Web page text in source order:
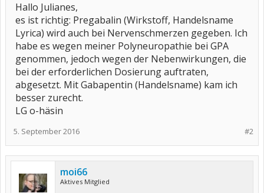
Hallo Julianes,
es ist richtig: Pregabalin (Wirkstoff, Handelsname
Lyrica) wird auch bei Nervenschmerzen gegeben. Ich
habe es wegen meiner Polyneuropathie bei GPA
genommen, jedoch wegen der Nebenwirkungen, die
bei der erforderlichen Dosierung auftraten,
abgesetzt. Mit Gabapentin (Handelsname) kam ich
besser zurecht.
LG o-häsin
#2
5. September 2016
moi66
Aktives Mitglied